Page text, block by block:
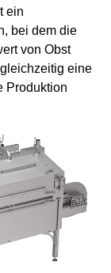
ein
bei dem die
von Obst
eine
Produktion